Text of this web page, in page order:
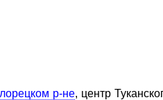
р-не, центр